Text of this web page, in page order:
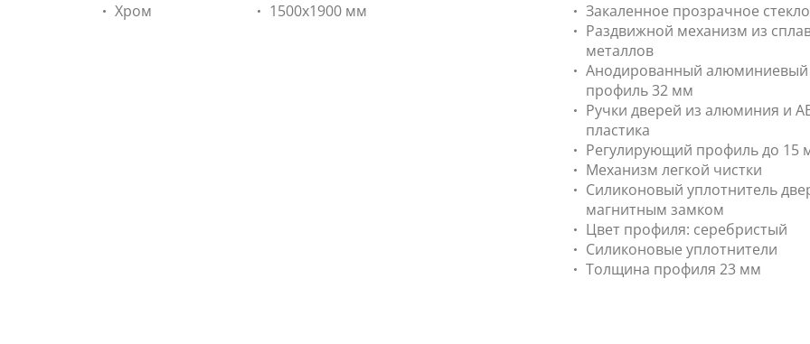
Хром 1500x1900 мм
Закаленное прозрачное
Раздвижной механизм из
металлов
Анодированный алюминиевый
профиль 32 мм
Ручки дверей из алюминия и
пластика
Регулирующий профиль до 15
Механизм легкой чистки
Силиконовый уплотнитель
магнитным замком
Цвет профиля: серебристый
Силиконовые уплотнители
Толщина профиля 23 мм